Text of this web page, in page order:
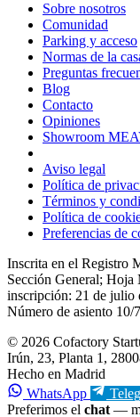
Sobre nosotros
Comunidad
Parking y acceso
Normas de la
Preguntas
Blog
Contacto
Opiniones
Showroom
Aviso legal
Política de
Términos y
Política de
Preferencias de
Inscrita en el Registro
Sección General; Hoja
inscripción: 21 de julio
Número de asiento 10/
© 2026 Cofactory
Irún, 23, Planta 1,
Hecho en Madrid
WhatsApp
Preferimos el chat—